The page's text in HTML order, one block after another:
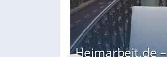
Heimarbeit.de